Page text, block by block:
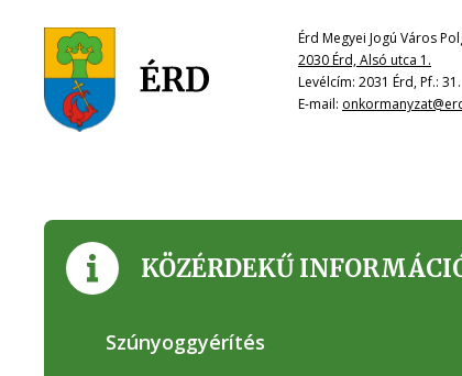
Érd Megyei Jogú Város
2030 Érd, Alsó utca 1.
Levélcím: 2031 Érd, Pf.: 31.
E-mail:
KÖZÉRDEKŰ
Szúnyoggyérítés